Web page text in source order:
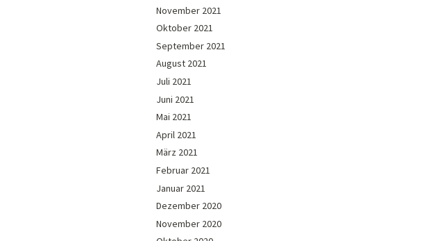
November 2021
Oktober 2021
September 2021
August 2021
Juli 2021
Juni 2021
Mai 2021
April 2021
März 2021
Februar 2021
Januar 2021
Dezember 2020
November 2020